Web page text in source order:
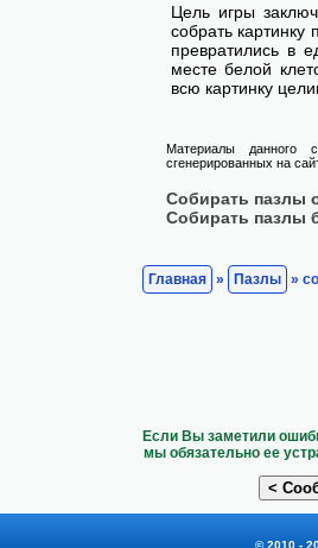
Цель игры
собрать
превратились в
месте белой
всю картинку
Материалы данного
сгенерированных на
Собирать пазлы
Собирать пазлы
Главная » Пазлы »
Если Вы заметили
мы обязательно ее
© 2010 -